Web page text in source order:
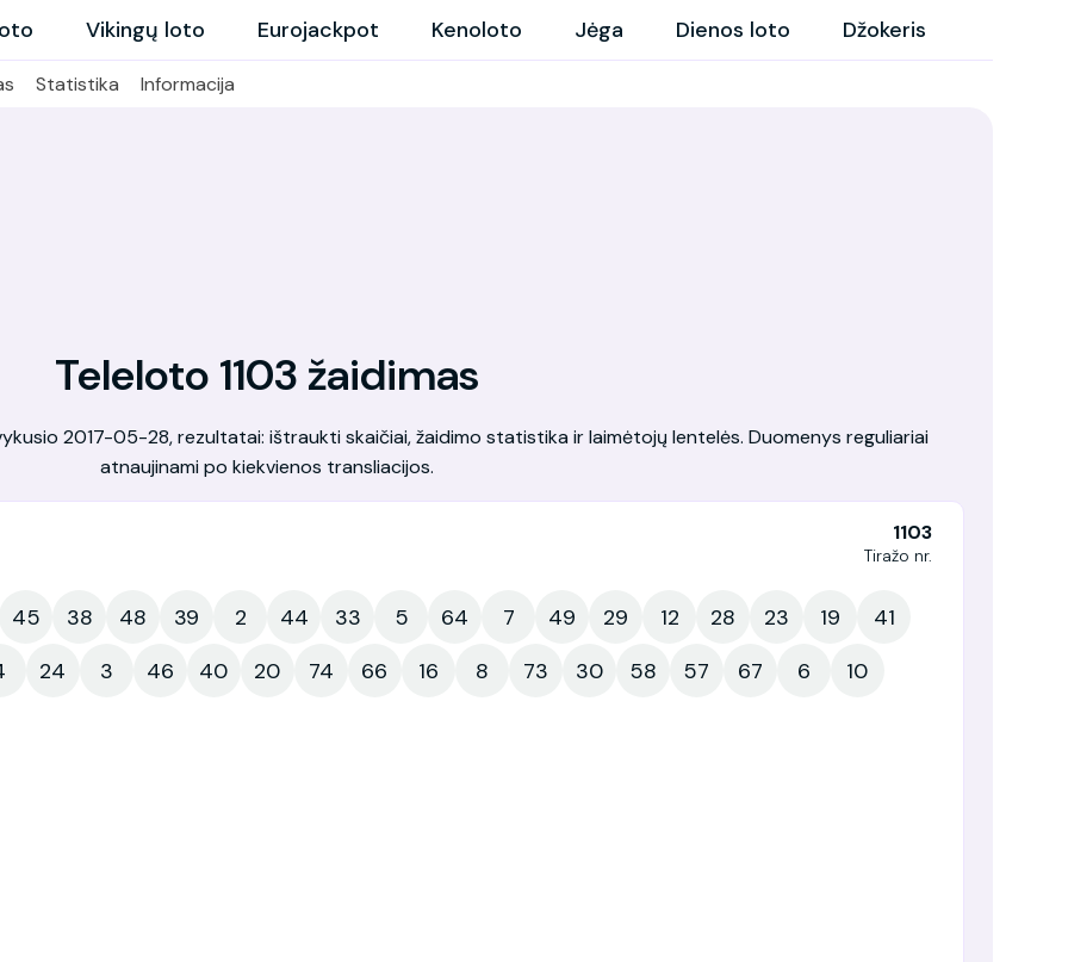
Vikingų loto Eurojackpot Kenoloto Jėga Dienos loto Džokeris
Statistika Informacija
Teleloto 1103 žaidimas
2017-05-28, rezultatai: ištraukti skaičiai, žaidimo statistika ir laimėtojų lentelės. Duomenys reguliariai
atnaujinami po kiekvienos transliacijos.
1103
Tiražo nr.
45 38 48 39 2 44 33 5 64 7 49 29 12 28 23 19
41
24 3 46 40 20 74 66 16 8 73 30 58 57 67 6 10